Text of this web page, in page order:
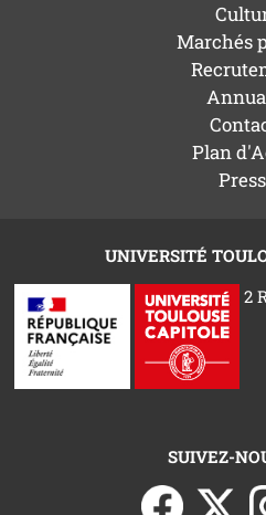
Marchés
Plan
UNIVERSITÉ
2
SUIVEZ-